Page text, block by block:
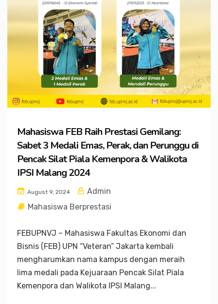
Mahasiswa FEB Raih Prestasi Gemilang:
Sabet 3 Medali Emas, Perak, dan Perunggu di
Pencak Silat Piala Kemenpora & Walikota
IPSI Malang 2024
August 9, 2024
Admin
Mahasiswa Berprestasi
FEBUPNVJ – Mahasiswa Fakultas Ekonomi dan
Bisnis (FEB) UPN “Veteran” Jakarta kembali
mengharumkan nama kampus dengan meraih
lima medali pada Kejuaraan Pencak Silat Piala
Kemenpora dan Walikota IPSI Malang...